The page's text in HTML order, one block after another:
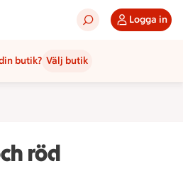
Logga in
butik? Välj butik
röd